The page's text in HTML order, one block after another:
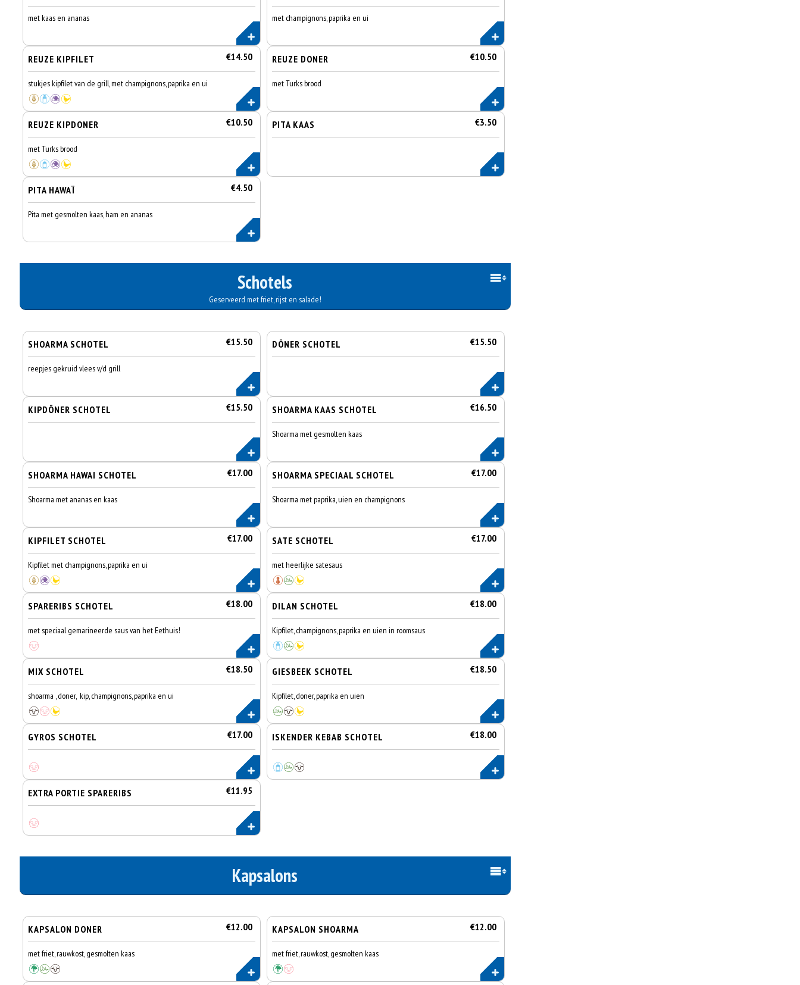
met kaas en ananas met champignons, paprika en ui
REUZE KIPFILET €14.50
stukjes kipfilet van de grill, met champignons, paprika en ui
REUZE DONER €10.50
met Turks brood
REUZE KIPDONER €10.50
met Turks brood
PITA KAAS €3.50
PITA HAWAÏ €4.50
Pita met gesmolten kaas, ham en ananas
Schotels
Geserveerd met friet, rijst en salade!
SHOARMA SCHOTEL €15.50
reepjes gekruid vlees v/d grill
DÖNER SCHOTEL €15.50
KIPDÖNER SCHOTEL €15.50 SHOARMA KAAS SCHOTEL €16.50
Shoarma met gesmolten kaas
SHOARMA HAWAI SCHOTEL €17.00
Shoarma met ananas en kaas
SHOARMA SPECIAAL SCHOTEL €17.00
Shoarma met paprika, uien en champignons
KIPFILET SCHOTEL €17.00
Kipfilet met champignons, paprika en ui
SATE SCHOTEL €17.00
met heerlijke satesaus
SPARERIBS SCHOTEL €18.00
met speciaal gemarineerde saus van het Eethuis!
DILAN SCHOTEL €18.00
Kipfilet, champignons, paprika en uien in roomsaus
MIX SCHOTEL €18.50
shoarma , doner, kip, champignons, paprika en ui
GIESBEEK SCHOTEL €18.50
Kipfilet, doner, paprika en uien
GYROS SCHOTEL €17.00 ISKENDER KEBAB SCHOTEL €18.00
EXTRA PORTIE SPARERIBS €11.95
Kapsalons
KAPSALON DONER €12.00
met friet, rauwkost, gesmolten kaas
KAPSALON SHOARMA €12.00
met friet, rauwkost, gesmolten kaas